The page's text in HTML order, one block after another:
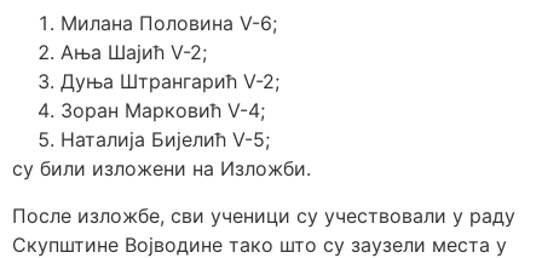
Милана Половина V-6;
Ања Шаjић V-2;
Дуња Штрангарић V-2;
Зоран Марковић V-4;
Наталија Бијелић V-5;
су били изложени на Изложби.
После изложбе, сви ученици су учествовали у раду
Скупштине Војводине тако што су заузели места у